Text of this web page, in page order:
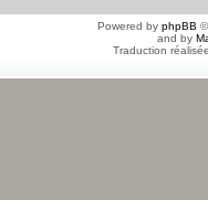
Powered by phpBB
and by
Traduction